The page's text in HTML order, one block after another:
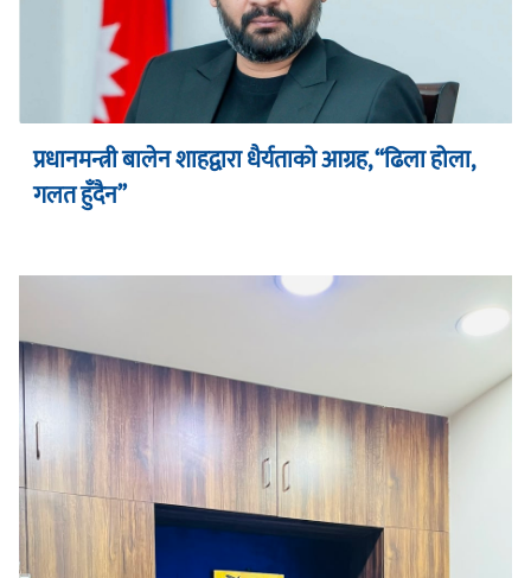
प्रधानमन्त्री बालेन शाहद्वारा धैर्यताको आग्रह, “ढिला होला,
गलत हुँदैन”